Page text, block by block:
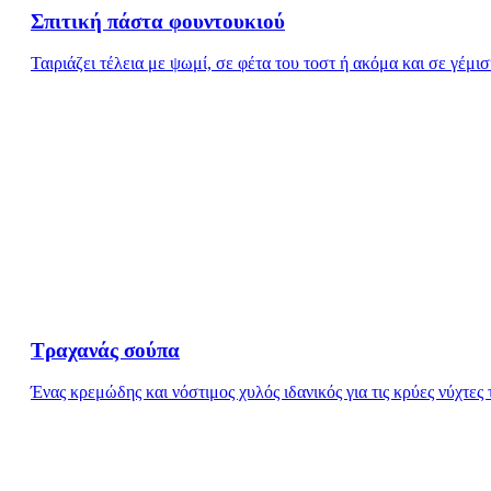
Σπιτική πάστα φουντουκιού
Ταιριάζει τέλεια με ψωμί, σε φέτα του τοστ ή ακόμα και σε
Τραχανάς σούπα
Ένας κρεμώδης και νόστιμος χυλός ιδανικός για τις κρύες